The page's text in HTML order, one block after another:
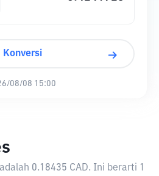
Konversi
08/08 15:00
0.18435 CAD. Ini berarti 1